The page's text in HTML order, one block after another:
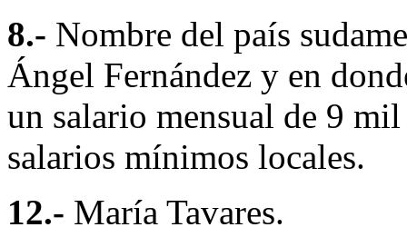
8.- Nombre del país
Ángel Fernández y en
un salario mensual de 9
salarios mínimos locales.
12.- María Tavares.